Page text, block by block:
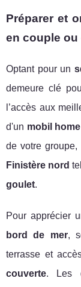
Préparer et
en couple ou
Optant pour un
demeure clé
l’accès aux
d'un mobil home
de votre
Finistère nord
goulet.
Pour apprécier
bord de mer,
terrasse et
couverte. Les